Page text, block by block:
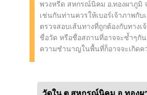
พวงหรีด สหกรณ์นิคม อ.ทองผาภูมิ
เช่นกันท่านควรให้เบอร์เจ้าภาพกับเ
ตรวจสอบเส้นทางที่ถูกต้องกับทางเ
ชื่อวัด หรือชื่อสถานที่อาจจะซ้ำๆกั
ความชำนาญในพื้นที่ก็อาจจะเกิดค